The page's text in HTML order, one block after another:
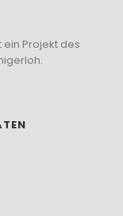
Projekt des